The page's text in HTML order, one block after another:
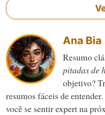
Ana Bia
Resumo
pitadas de
objetivo?
resumos fáceis de
você se sentir expert na